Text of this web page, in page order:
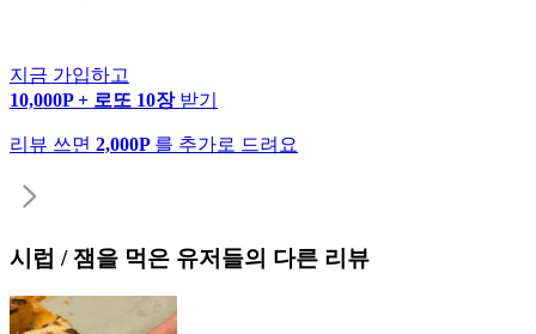
지금 가입하고
10,000P + 로또 10장 받기
리뷰 쓰면 2,000P 를 추가로 드려요
시럽 / 잼을 먹은 유저들의 다른 리뷰